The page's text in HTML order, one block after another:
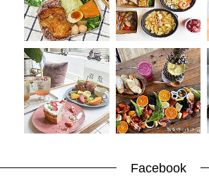
Facebook